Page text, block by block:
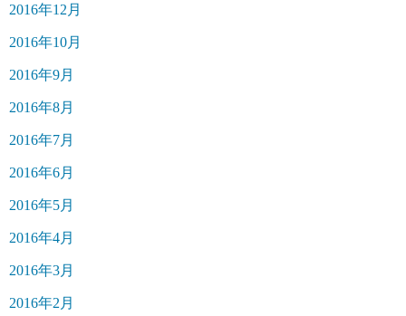
2016年12月
2016年10月
2016年9月
2016年8月
2016年7月
2016年6月
2016年5月
2016年4月
2016年3月
2016年2月